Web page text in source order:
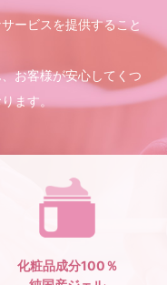
ービスを提供すること
お客様が安心してくつ
ます。
化粧品成分100％